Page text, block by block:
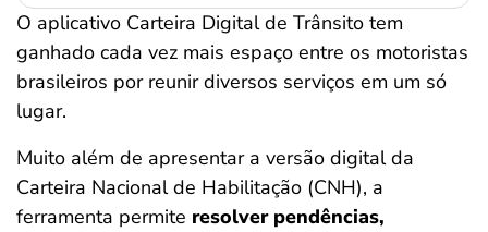
O aplicativo Carteira Digital de Trânsito tem
ganhado cada vez mais espaço entre os motoristas
brasileiros por reunir diversos serviços em um só
lugar.
Muito além de apresentar a versão digital da
Carteira Nacional de Habilitação (CNH), a
ferramenta permite resolver pendências,